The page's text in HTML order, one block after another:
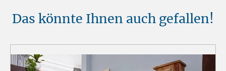
Das könnte Ihnen auch gefallen!